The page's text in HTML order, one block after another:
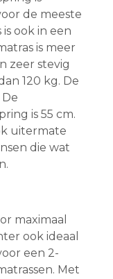
de meeste
ook in een
is meer
zeer stevig
120 kg. De
is 55 cm.
uitermate
die wat
maximaal
ook ideaal
een 2-
Met